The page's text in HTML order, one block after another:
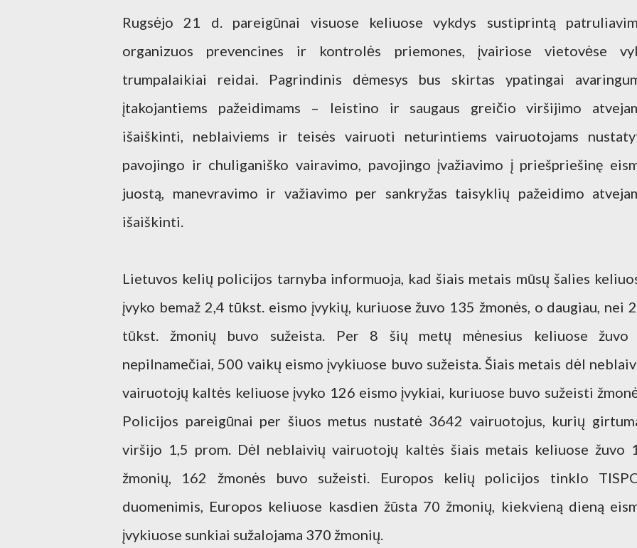
Rugsėjo 21 d. pareigūnai visuose keliuose vykdys sustiprintą
organizuos prevencines ir kontrolės priemones, įvairiose vietovėse
trumpalaikiai reidai. Pagrindinis dėmesys bus skirtas ypatingai
įtakojantiems pažeidimams – leistino ir saugaus greičio viršijimo
išaiškinti, neblaiviems ir teisės vairuoti neturintiems vairuotojams
pavojingo ir chuliganiško vairavimo, pavojingo įvažiavimo į priešpriešinę
juostą, manevravimo ir važiavimo per sankryžas taisyklių pažeidimo
išaiškinti.
Lietuvos kelių policijos tarnyba informuoja, kad šiais metais mūsų šalies
įvyko bemaž 2,4 tūkst. eismo įvykių, kuriuose žuvo 135 žmonės, o daugiau, nei
tūkst. žmonių buvo sužeista. Per 8 šių metų mėnesius keliuose žuvo
nepilnamečiai, 500 vaikų eismo įvykiuose buvo sužeista. Šiais metais dėl
vairuotojų kaltės keliuose įvyko 126 eismo įvykiai, kuriuose buvo sužeisti
Policijos pareigūnai per šiuos metus nustatė 3642 vairuotojus, kurių
viršijo 1,5 prom. Dėl neblaivių vairuotojų kaltės šiais metais keliuose žuvo
žmonių, 162 žmonės buvo sužeisti. Europos kelių policijos tinklo
duomenimis, Europos keliuose kasdien žūsta 70 žmonių, kiekvieną dieną
įvykiuose sunkiai sužalojama 370 žmonių.